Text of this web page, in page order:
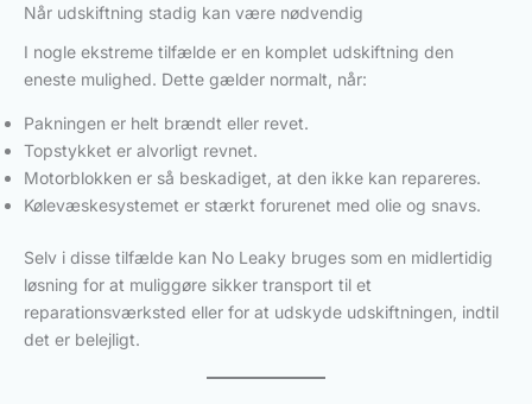
Når udskiftning stadig kan være nødvendig
I nogle ekstreme tilfælde er en komplet udskiftning den
eneste mulighed. Dette gælder normalt, når:
Pakningen er helt brændt eller revet.
Topstykket er alvorligt revnet.
Motorblokken er så beskadiget, at den ikke kan repareres.
Kølevæskesystemet er stærkt forurenet med olie og snavs.
Selv i disse tilfælde kan No Leaky bruges som en midlertidig
løsning for at muliggøre sikker transport til et
reparationsværksted eller for at udskyde udskiftningen, indtil
det er belejligt.